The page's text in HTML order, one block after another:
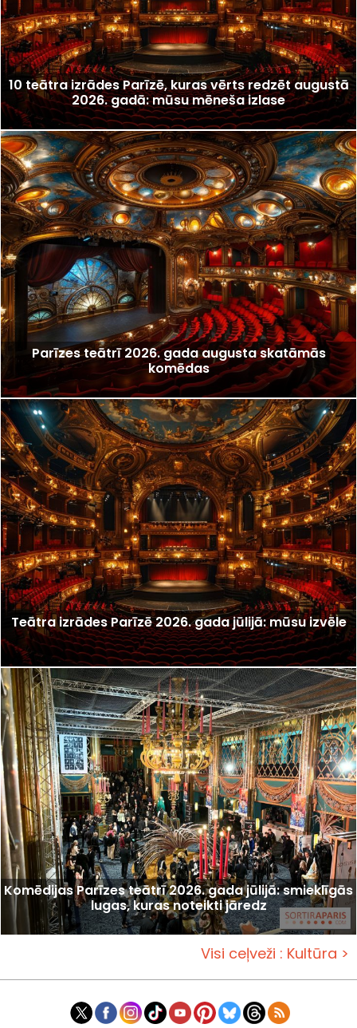
10 teātra izrādes Parīzē, kuras vērts redzēt augustā
2026. gadā: mūsu mēneša izlase
Parīzes teātrī 2026. gada augusta skatāmās
komēdas
Teātra izrādes Parīzē 2026. gada jūlijā: mūsu izvēle
Komēdijas Parīzes teātrī 2026. gada jūlijā: smieklīgās
lugas, kuras noteikti jāredz
Visi ceļveži : Kultūra >